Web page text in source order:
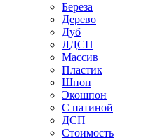
Береза
Дерево
Дуб
ЛДСП
Массив
Пластик
Шпон
Экошпон
С патиной
ДСП
Стоимость